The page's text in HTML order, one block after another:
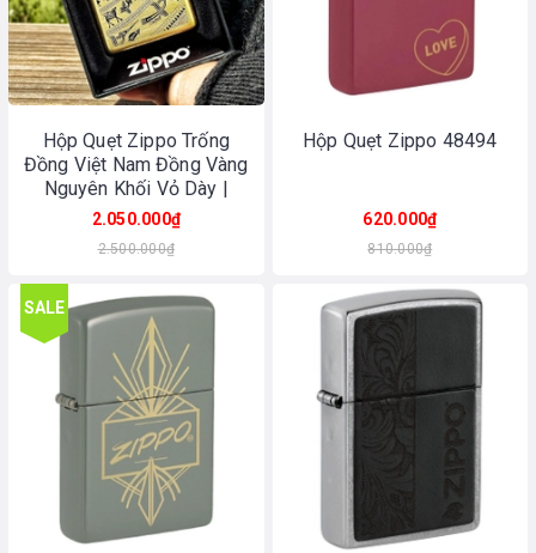
Hộp Quẹt Zippo Trống
Đồng Việt Nam Đồng Vàng
Nguyên Khối Vỏ Dày |
Made In USA
2.050.000₫
2.500.000₫
Hộp Quẹt Zippo 48494
620.000₫
810.000₫
SALE